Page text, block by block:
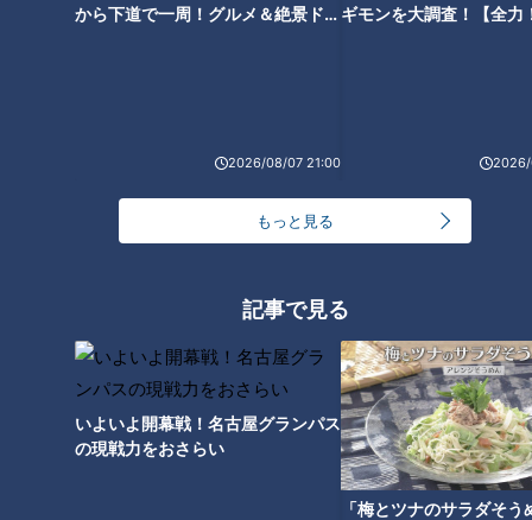
から下道で一周！グルメ＆絶景ドラ
2026/08/07 21:00
ギモンを大調査！【全力
2026/
もっと見る
記事で見る
いよいよ開幕戦！名古屋グランパス
の現戦力をおさらい
「梅とツナのサラダそう
い“異変”？黄金時代復活へ見つ
けた好材料